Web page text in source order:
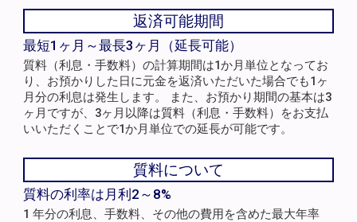
返済可能期間
最短1ヶ月～最長3ヶ月（延長可能）
質料（利息・手数料）の計算期間は1か月単位となってお
り、お預かりした日に元金を返済いただいた場合でも1ヶ
月分の利息は発生します。 また、お預かり期間の基本は3
ヶ月ですが、3ヶ月以降は質料（利息・手数料）をお支払
いいただくことで1か月単位での延長が可能です。
質料について
質料の利率は月利2～8%
1 年分の利息、手数料、その他の費用を含めた最大年率